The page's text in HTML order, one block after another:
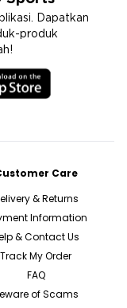
Dapatkan
produk
Care
& Returns
Information
& Contact Us
Track My Order
FAQ
of Scams